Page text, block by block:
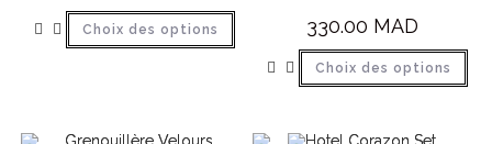
Choix des options 330.00 MAD
Choix des options